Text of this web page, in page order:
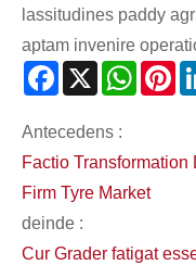
lassitudines paddy
aptam invenire
Facebook
X
Antecedens :
Factio Transformation
Firm Tyre Market
deinde :
Cur Grader fatigat